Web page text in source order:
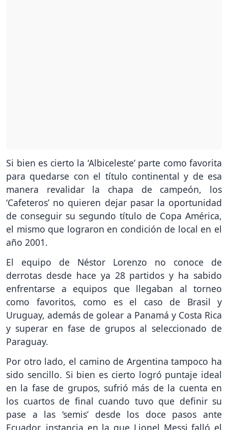
Si bien es cierto la ‘Albiceleste’ parte como favorita
para quedarse con el título continental y de esa
manera revalidar la chapa de campeón, los
‘Cafeteros’ no quieren dejar pasar la oportunidad
de conseguir su segundo título de Copa América,
el mismo que lograron en condición de local en el
año 2001.
El equipo de Néstor Lorenzo no conoce de
derrotas desde hace ya 28 partidos y ha sabido
enfrentarse a equipos que llegaban al torneo
como favoritos, como es el caso de Brasil y
Uruguay, además de golear a Panamá y Costa Rica
y superar en fase de grupos al seleccionado de
Paraguay.
Por otro lado, el camino de Argentina tampoco ha
sido sencillo. Si bien es cierto logró puntaje ideal
en la fase de grupos, sufrió más de la cuenta en
los cuartos de final cuando tuvo que definir su
pase a las ‘semis’ desde los doce pasos ante
Ecuador, instancia en la que Lionel Messi falló el